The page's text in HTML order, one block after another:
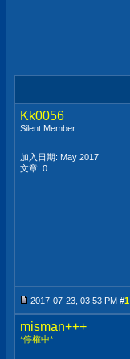
Kk0056
Silent Member
加入日期: May 2017
文章: 0
2017-07-23, 03:53 PM #1
misman+++
*停權中*